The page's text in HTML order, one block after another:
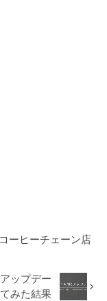
ーヒーチェーン店
ップデー
てみた結果